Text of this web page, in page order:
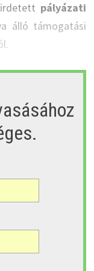
pályázati
álló támogatási